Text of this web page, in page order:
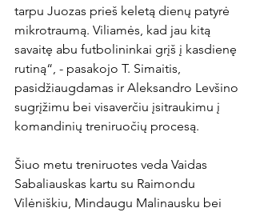
tarpu Juozas prieš keletą dienų patyrė
mikrotraumą. Viliamės, kad jau kitą
savaitę abu futbolininkai grįš į kasdienę
rutiną“, - pasakojo T. Simaitis,
pasidžiaugdamas ir Aleksandro Levšino
sugrįžimu bei visaverčiu įsitraukimu į
komandinių treniruočių procesą.
Šiuo metu treniruotes veda Vaidas
Sabaliauskas kartu su Raimondu
Vilėniškiu, Mindaugu Malinausku bei